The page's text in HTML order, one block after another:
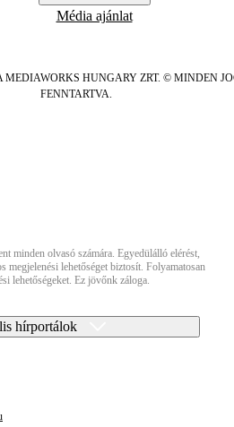
Média ajánlat
MEDIAWORKS HUNGARY ZRT. © MINDEN
FENNTARTVA.
minden olvasó számára. Egyedülálló elérést,
megjelenési lehetőséget biztosít. Folyamatosan
lehetőségeket. Ez jövőnk záloga.
hírportálok